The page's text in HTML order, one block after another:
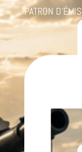
PATRON